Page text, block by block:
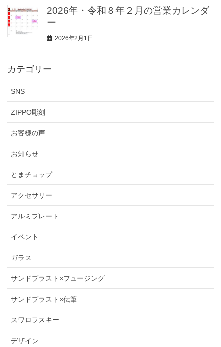
2026年・令和８年２月の営業カレンダ
ー
2026年2月1日
カテゴリー
SNS
ZIPPO彫刻
お客様の声
お知らせ
とまチョップ
アクセサリー
アルミプレート
イベント
ガラス
サンドブラスト×フュージング
サンドブラスト×伝筆
スワロフスキー
デザイン